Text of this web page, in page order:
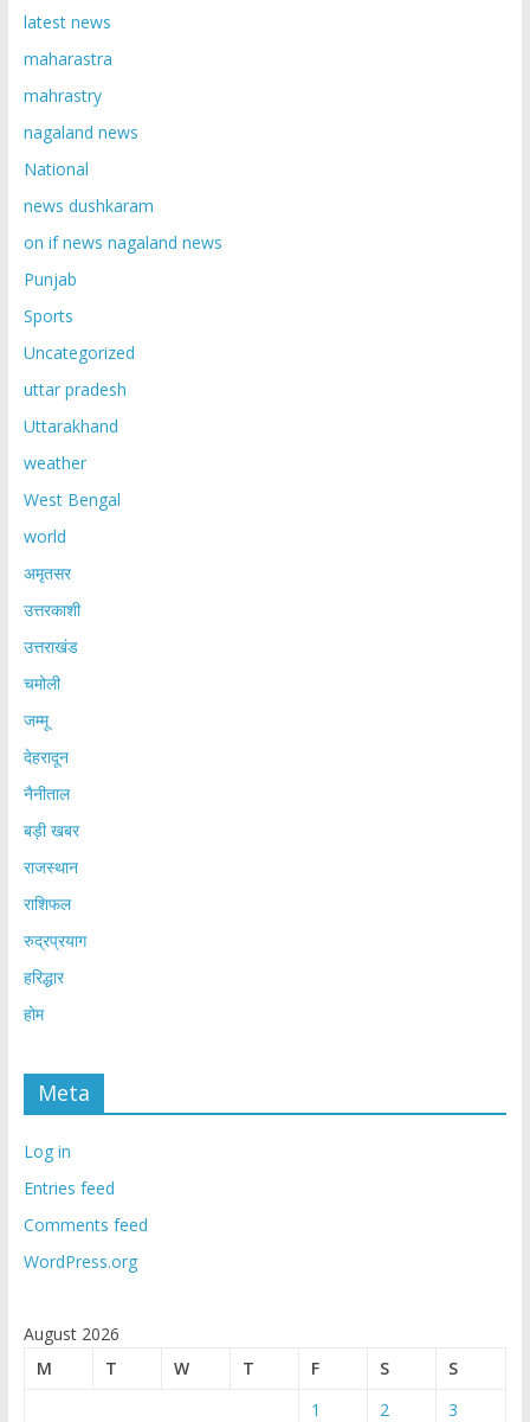
latest news
maharastra
mahrastry
nagaland news
National
news dushkaram
on if news nagaland news
Punjab
Sports
Uncategorized
uttar pradesh
Uttarakhand
weather
West Bengal
world
अमृतसर
उत्तरकाशी
उत्तराखंड
चमोली
जम्मू
देहरादून
नैनीताल
बड़ी खबर
राजस्थान
राशिफल
रुद्रप्रयाग
हरिद्धार
होम
Meta
Log in
Entries feed
Comments feed
WordPress.org
August 2026
M
T W T F S
S
1
2 3